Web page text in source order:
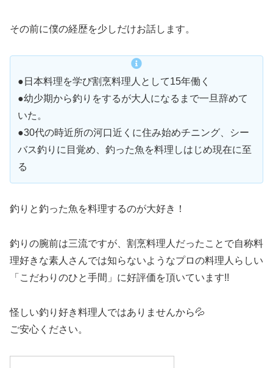
その前に僕の経歴を少しだけお話します。
●日本料理を学び割烹料理人として15年働く
●幼少期から釣りをするが大人になるまで一旦辞めて
いた。
●30代の時近所の河口近くに住み始めチニング、シー
バス釣りに目覚め、釣った魚を料理しはじめ現在に至
る
釣りと釣った魚を料理するのが大好き！
釣りの腕前は三流ですが、割烹料理人だったことで自称料
理好きな素人さんでは知らないようなプロの料理人らしい
「こだわりのひと手間」に好評価を頂いています!!
怪しい釣り好き料理人ではありませんから💦
ご安心ください。